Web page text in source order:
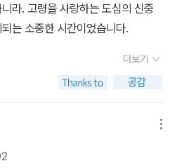
라. 고령을 사랑하는 도심의 신중
는 소중한 시간이었습니다.
더보기